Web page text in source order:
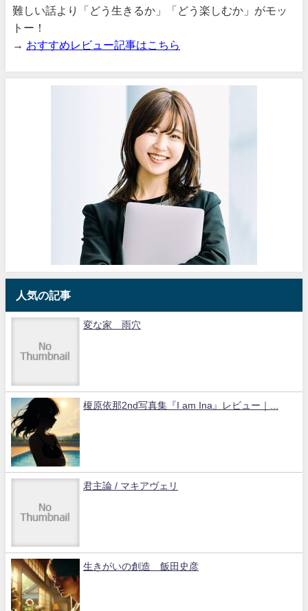
難しい話より「どう生きるか」「どう楽しむか」がモッ
トー！
→ おすすめレビュー記事はこちら
人気の記事
変な家 雨穴
榎原依那2nd写真集『I am Ina』レビュー｜...
君主論 / マキアヴェリ
生きがいの創造 飯田史彦